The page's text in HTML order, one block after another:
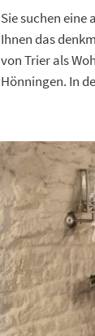
Sie suchen
Ihnen das
von Trier als
Hönningen. In